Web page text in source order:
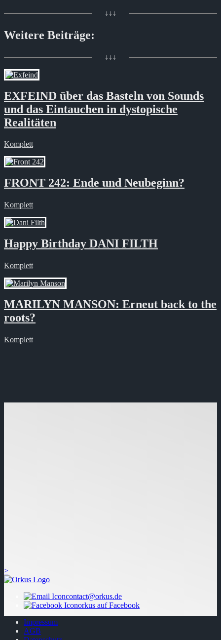
↓↓↓
Weitere Beiträge:
↓↓↓
EXFEIND über das Basteln von Sounds
und das Eintauchen in dystopische
Realitäten
Komplett
FRONT 242: Ende und Neubeginn?
Komplett
Happy Birthday DANI FILTH
Komplett
MARILYN MANSON: Erneut back to the
roots?
Komplett
>
contact@orkus.de
orkus auf Facebook
Impressum
AGB